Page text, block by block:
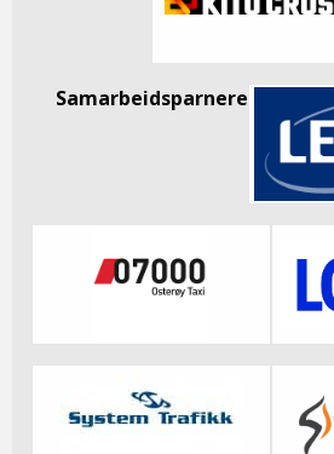
Samarbeidsparnere